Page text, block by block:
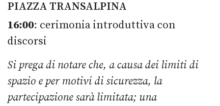
PIAZZA TRANSALPINA
16:00: cerimonia introduttiva con
discorsi
Si prega di notare che, a causa dei limiti di
spazio e per motivi di sicurezza, la
partecipazione sarà limitata; una